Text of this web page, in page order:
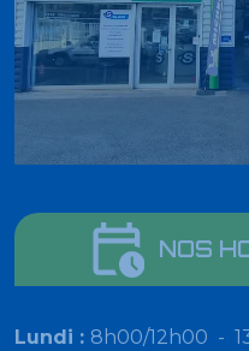
NOS
Lundi : 8h00/12h00 -